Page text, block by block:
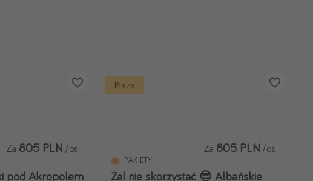
pod Akropolem
Za 805 PLN /os
Plaża
PAKIETY
Żal nie skorzystać 😎 Albańskie
Za 805 PLN /os